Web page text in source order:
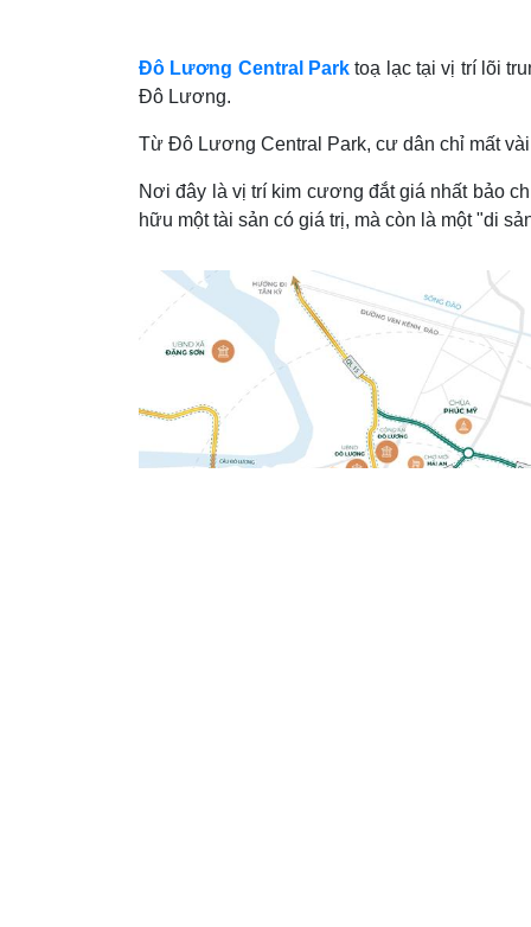
Đô Lương Central Parktoạ lạc tại vị trí lõi
Đô Lương.
Từ Đô Lương Central Park, cư dân chỉ mất
Nơi đây là vị trí kim cương đắt giá nhất bảo
hữu một tài sản có giá trị, mà còn là một "di